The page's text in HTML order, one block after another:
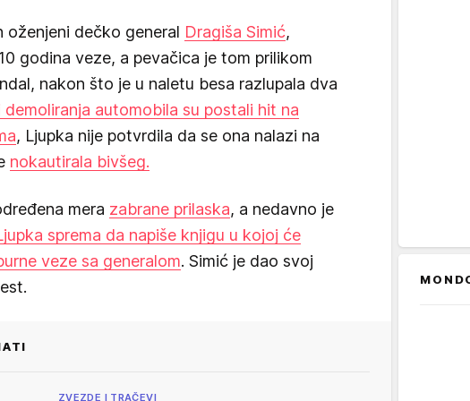
oženjeni dečko general Dragiša Simić,
godina veze, a pevačica je tom prilikom
nakon što je u naletu besa razlupala dva
demoliranja automobila su postali hit na
, Ljupka nije potvrdila da se ona nalazi na
nokautirala bivšeg.
mera zabrane prilaska, a nedavno je
sprema da napiše knjigu u kojoj će
veze sa generalom. Simić je dao svoj
ZVEZDE I TRAČEVI